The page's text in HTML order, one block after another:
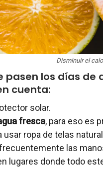
Disminuir el
pasen los días
cuenta:
solar.
fresca, para eso es
usar ropa de telas
las
lugares donde todo